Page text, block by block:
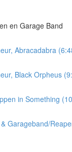
en Garage Band
Abracadabra
Black Orpheus
in Something
Garageband/